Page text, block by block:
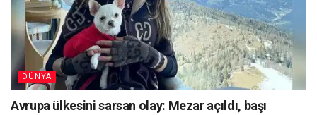
DÜNYA
Avrupa ülkesini sarsan olay: Mezar açıldı, başı